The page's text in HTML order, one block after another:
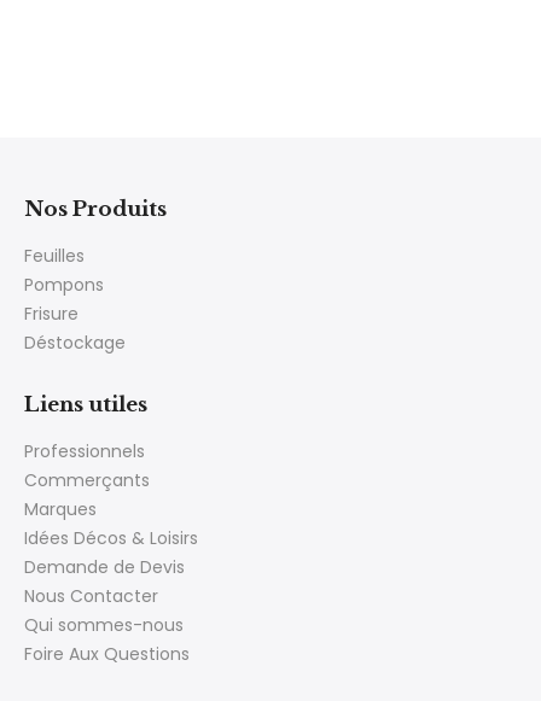
Nos Produits
Feuilles
Pompons
Frisure
Déstockage
Liens utiles
Professionnels
Commerçants
Marques
Idées Décos & Loisirs
Demande de Devis
Nous Contacter
Qui sommes-nous
Foire Aux Questions